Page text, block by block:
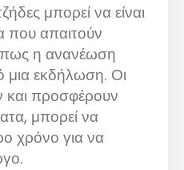
μπορεί να είναι
που απαιτούν
η ανανέωση
μια εκδήλωση. Οι
και προσφέρουν
μπορεί να
χρόνο για να